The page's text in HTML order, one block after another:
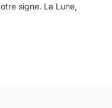
signe. La Lune,